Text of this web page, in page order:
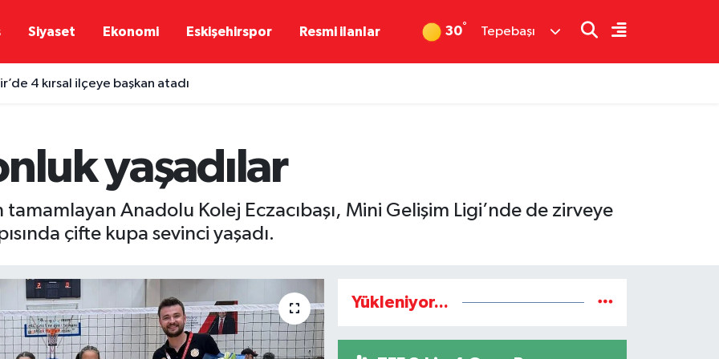
Siyaset Ekonomi Eskişehirspor Resmi ilanlar 30° Tepebaşı
4 kırsal ilçeye başkan atadı
yaşadılar
tamamlayan Anadolu Kolej Eczacıbaşı, Mini Gelişim Ligi’nde de zirveye
çifte kupa sevinci yaşadı.
Yükleniyor...